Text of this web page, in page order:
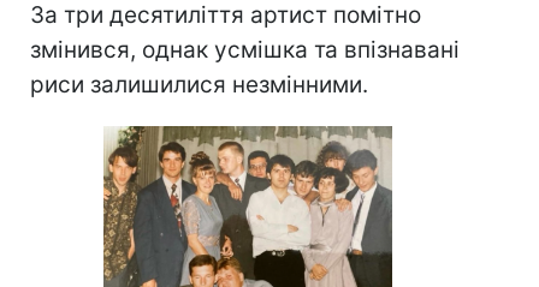
За три десятиліття артист помітно
змінився, однак усмішка та впізнавані
риси залишилися незмінними.